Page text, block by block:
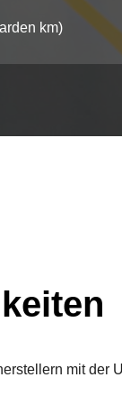
km)
mit